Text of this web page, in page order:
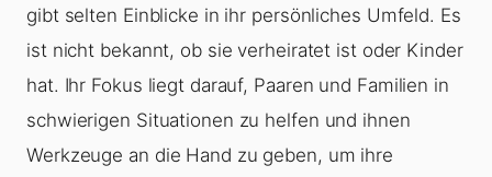
gibt selten Einblicke in ihr persönliches Umfeld. Es
ist nicht bekannt, ob sie verheiratet ist oder Kinder
hat. Ihr Fokus liegt darauf, Paaren und Familien in
schwierigen Situationen zu helfen und ihnen
Werkzeuge an die Hand zu geben, um ihre